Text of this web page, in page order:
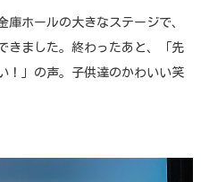
庫ホールの大きなステージで、
きました。終わったあと、「先
！」の声。子供達のかわいい笑